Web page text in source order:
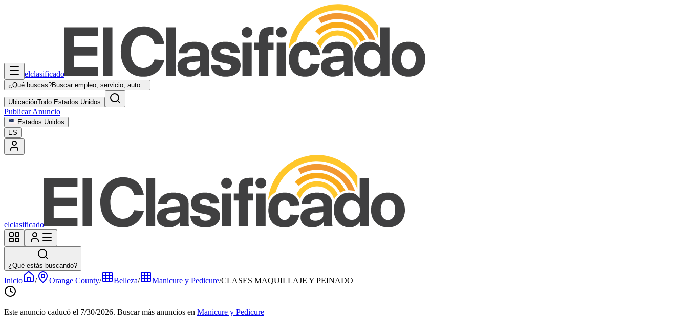
elclasificado
¿Qué buscas?Buscar empleo, servicio, auto...
UbicaciónTodo Estados Unidos
Publicar Anuncio
Estados Unidos
ES
elclasificado
¿Qué estás buscando?
Inicio / Orange County/ Belleza/ Manicure y Pedicure/CLASES MAQUILLAJE Y PEINADO
Este anuncio caducó el 7/30/2026. Buscar más anuncios en Manicure y Pedicure